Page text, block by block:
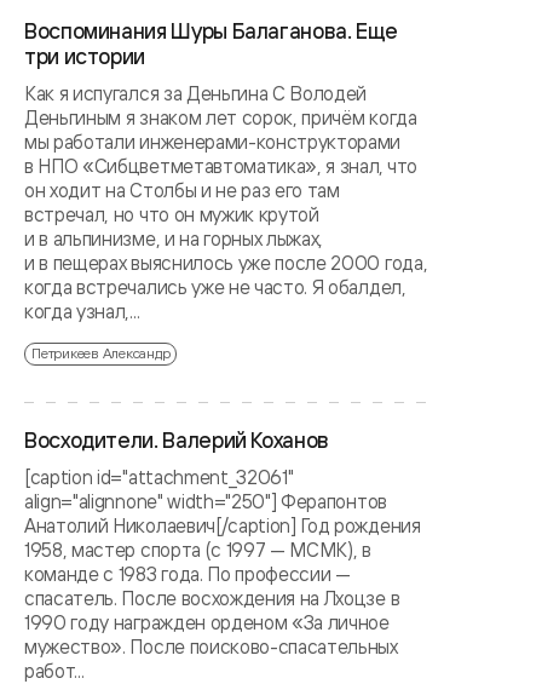
Воспоминания Шуры Балаганова. Еще
три истории
Как я испугался за Деньгина С Володей
Деньгиным я знаком лет сорок, причём когда
мы работали инженерами-конструкторами
в НПО «Сибцветметавтоматика», я знал, что
он ходит на Столбы и не раз его там
встречал, но что он мужик крутой
и в альпинизме, и на горных лыжах,
и в пещерах выяснилось уже после 2000 года,
когда встречались уже не часто. Я обалдел,
когда узнал,...
Петрикеев Александр
Восходители. Валерий Коханов
[caption id="attachment_32061"
align="alignnone" width="250"] Ферапонтов
Анатолий Николаевич[/caption] Год рождения
1958, мастер спорта (c 1997 — МСМК), в
команде с 1983 года. По профессии —
спасатель. После восхождения на Лхоцзе в
1990 году награжден орденом «За личное
мужество». После поисково-спасательных
работ...